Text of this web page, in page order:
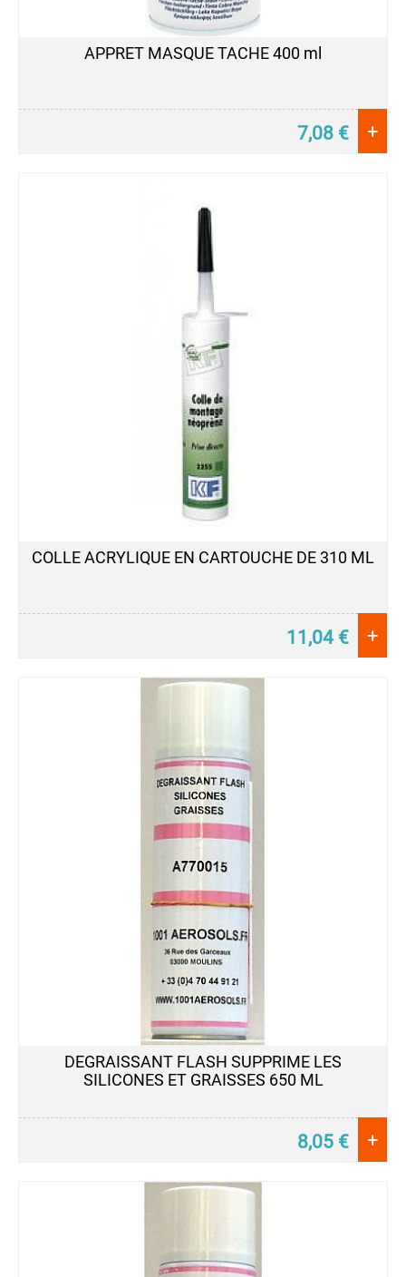
APPRET MASQUE TACHE 400 ml
7,08 € +
COLLE ACRYLIQUE EN CARTOUCHE DE 310 ML
11,04€ +
DEGRAISSANT FLASH SUPPRIME LES
SILICONES ET GRAISSES 650 ML
8,05 € +